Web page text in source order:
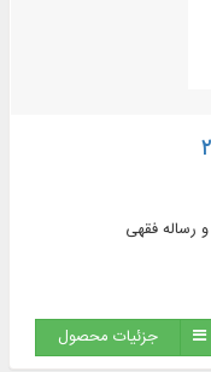
جزئیات محصول